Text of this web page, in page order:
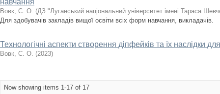
навчання
Вовк, С. О. (ДЗ "Луганський національний університет імені Тараса
Для здобувачів закладів вищої освіти всіх форм навчання, викладачів.
Технологічні аспекти створення діпфейків та їх наслідки
Вовк, С. О. (2023)
Now showing items 1-17 of 17